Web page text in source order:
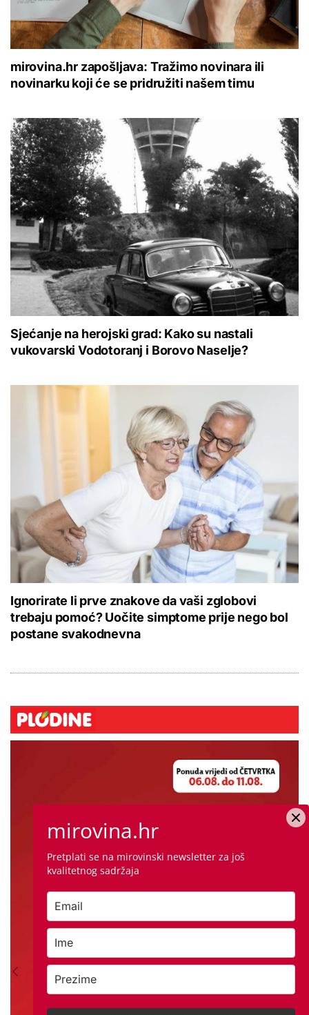
mirovina.hr zapošljava: Tražimo novinara ili
novinarku koji će se pridružiti našem timu
Sjećanje na herojski grad: Kako su nastali
vukovarski Vodotoranj i Borovo Naselje?
Ignorirate li prve znakove da vaši zglobovi
trebaju pomoć? Uočite simptome prije nego bol
postane svakodnevna
mirovina.hr
Pretplati se na mirovinski newsletter za još
kvalitetnog sadržaja